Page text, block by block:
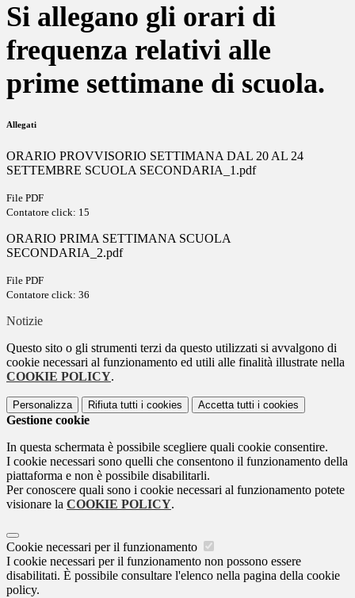
Si allegano gli orari di
frequenza relativi alle
prime settimane di scuola.
Allegati
ORARIO PROVVISORIO SETTIMANA DAL 20 AL 24
SETTEMBRE SCUOLA SECONDARIA_1.pdf
File PDF
Contatore click: 15
ORARIO PRIMA SETTIMANA SCUOLA
SECONDARIA_2.pdf
File PDF
Contatore click: 36
Notizie
Questo sito o gli strumenti terzi da questo utilizzati si avvalgono di
cookie necessari al funzionamento ed utili alle finalità illustrate nella
COOKIE POLICY.
Personalizza Rifiuta tutti i cookies Accetta tutti i cookies
Gestione cookie
In questa schermata è possibile scegliere quali cookie consentire.
I cookie necessari sono quelli che consentono il funzionamento della
piattaforma e non è possibile disabilitarli.
Per conoscere quali sono i cookie necessari al funzionamento potete
visionare la COOKIE POLICY.
Cookie necessari per il funzionamento
I cookie necessari per il funzionamento non possono essere
disabilitati. È possibile consultare l'elenco nella pagina della cookie
policy.